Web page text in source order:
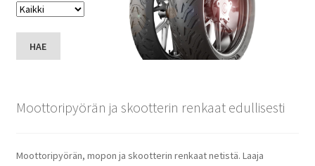
HAE
Moottoripyörän ja skootterin renkaat edullisesti
Moottoripyörän, mopon ja skootterin renkaat netistä. Laaja